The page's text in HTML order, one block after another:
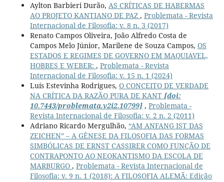
Aylton Barbieri Durão, AS CRÍTICAS DE HABERMAS
AO PROJETO KANTIANO DE PAZ , Problemata - Revista
Internacional de Filosofia: v. 8 n. 3 (2017)
Renato Campos Oliveira, João Alfredo Costa de
Campos Melo Júnior, Marilene de Souza Campos, OS
ESTADOS E REGIMES DE GOVERNO EM MAQUIAVEL,
HOBBES E WEBER: , Problemata - Revista
Internacional de Filosofia: v. 15 n. 1 (2024)
Luís Estevinha Rodrigues, O CONCEITO DE VERDADE
NA CRÍTICA DA RAZÃO PURA DE KANT [doi:
10.7443/problemata.v2i2.10799], Problemata -
Revista Internacional de Filosofia: v. 2 n. 2 (2011)
Adriano Ricardo Mergulhão, “AM ANFANG IST DAS
ZEICHEN” – A GÊNESE DA FILOSOFIA DAS FORMAS
SIMBÓLICAS DE ERNST CASSIRER COMO FUNÇÃO DE
CONTRAPONTO AO NEOKANTISMO DA ESCOLA DE
MARBURGO , Problemata - Revista Internacional de
Filosofia: v. 9 n. 1 (2018): A FILOSOFIA ALEMÃ: Edição